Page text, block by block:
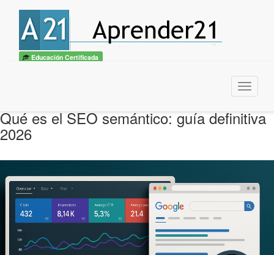
Educación Certificada
Menu
Qué es el SEO semántico: guía definitiva
2026